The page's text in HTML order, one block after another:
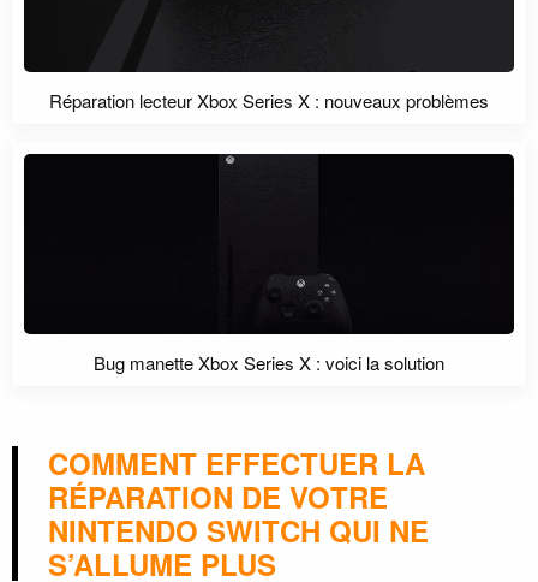
Réparation lecteur Xbox Series X : nouveaux problèmes
Bug manette Xbox Series X : voici la solution
COMMENT EFFECTUER LA
RÉPARATION DE VOTRE
NINTENDO SWITCH QUI NE
S’ALLUME PLUS